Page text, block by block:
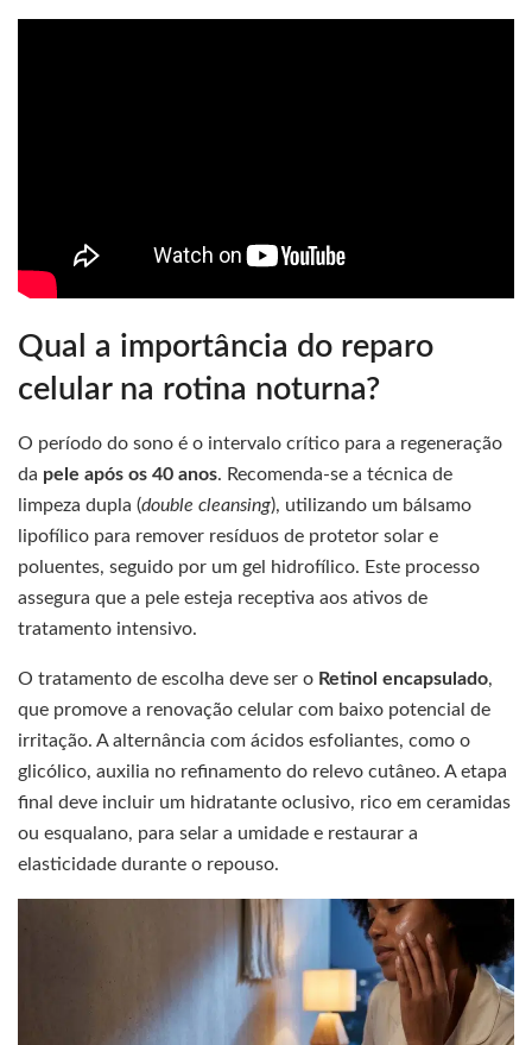
Qual a importância do reparo
celular na rotina noturna?
O período do sono é o intervalo crítico para a regeneração
da pele após os 40 anos. Recomenda-se a técnica de
limpeza dupla (double cleansing), utilizando um bálsamo
lipofílico para remover resíduos de protetor solar e
poluentes, seguido por um gel hidrofílico. Este processo
assegura que a pele esteja receptiva aos ativos de
tratamento intensivo.
O tratamento de escolha deve ser o Retinol encapsulado,
que promove a renovação celular com baixo potencial de
irritação. A alternância com ácidos esfoliantes, como o
glicólico, auxilia no refinamento do relevo cutâneo. A etapa
final deve incluir um hidratante oclusivo, rico em ceramidas
ou esqualano, para selar a umidade e restaurar a
elasticidade durante o repouso.